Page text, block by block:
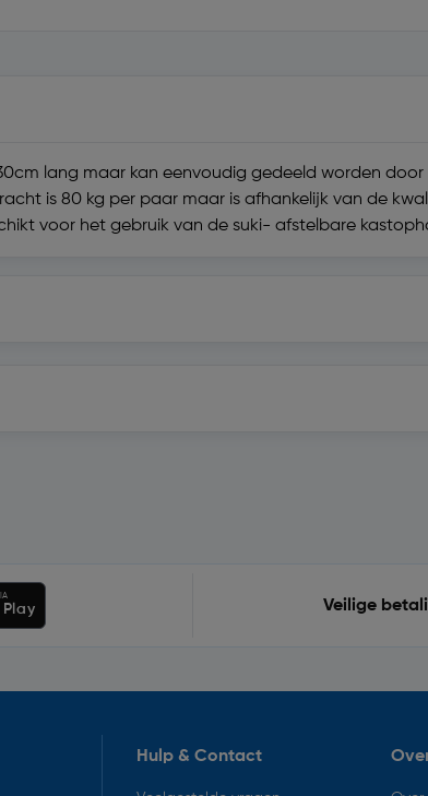
lang maar kan eenvoudig gedeeld worden
is 80 kg per paar maar is afhankelijk van de
voor het gebruik van de suki- afstelbare
Veilige
Hulp & Contact